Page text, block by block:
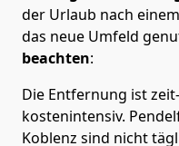
der Urlaub nach
das neue Umfeld
beachten:
Die Entfernung ist
kostenintensiv.
Koblenz sind nicht